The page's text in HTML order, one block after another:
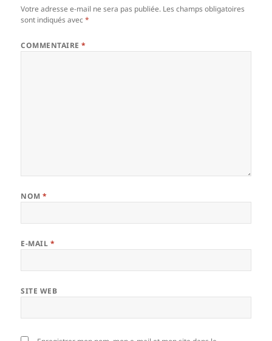
Votre adresse e-mail ne sera pas publiée. Les champs obligatoires
sont indiqués avec*
COMMENTAIRE*
NOM*
E-MAIL *
SITE WEB